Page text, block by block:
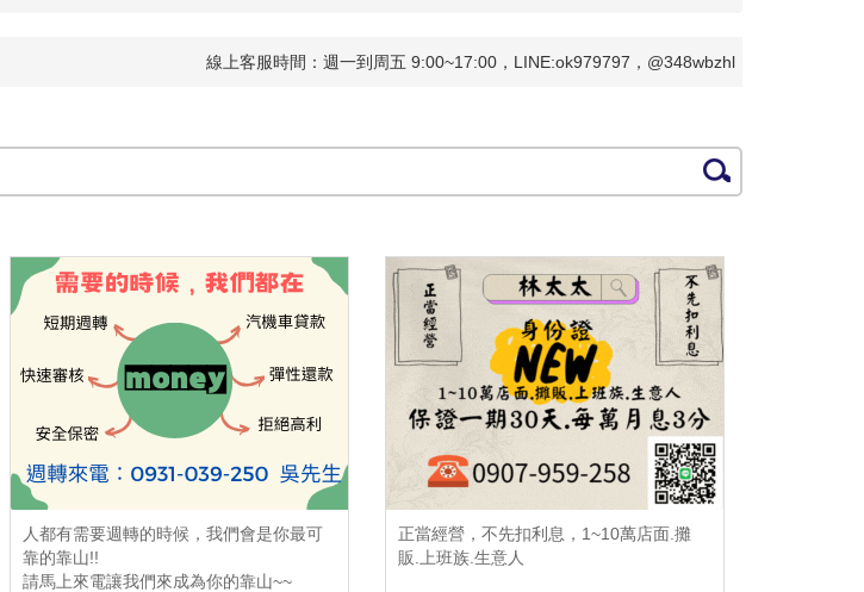
線上客服時間：週一到周五 9:00~17:00，LINE:ok979797，@348wbzhl，電話：0930316135(鄭
人都有需要週轉的時候，我們會是你最可
靠的靠山!!
請馬上來電讓我們來成為你的靠山~~
正當經營，不先扣利息，1~10萬店面.攤
販.上班族.生意人